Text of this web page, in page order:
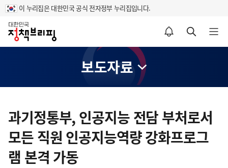
이 누리집은 대한민국 공식 전자정부 누리집입니다.
홈
알림설정 바로가기 검색 바로가기 메뉴 열기
보도자료
텐
츠
영
역
과기정통부, 인공지능 전담 부처로서
모든 직원 인공지능역량 강화프로그
램 본격 가동